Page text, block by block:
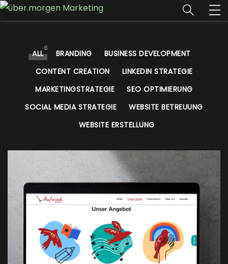
ALL
6
BRANDING
BUSINESS DEVELOPMENT
CONTENT CREATION
LINKEDIN STRATEGIE
MARKETINGSTRATEGIE
SEO OPTIMIERUNG
SOCIAL MEDIA STRATEGIE
WEBSITE BETREUUNG
WEBSITE ERSTELLUNG
Aufwind Viernheim